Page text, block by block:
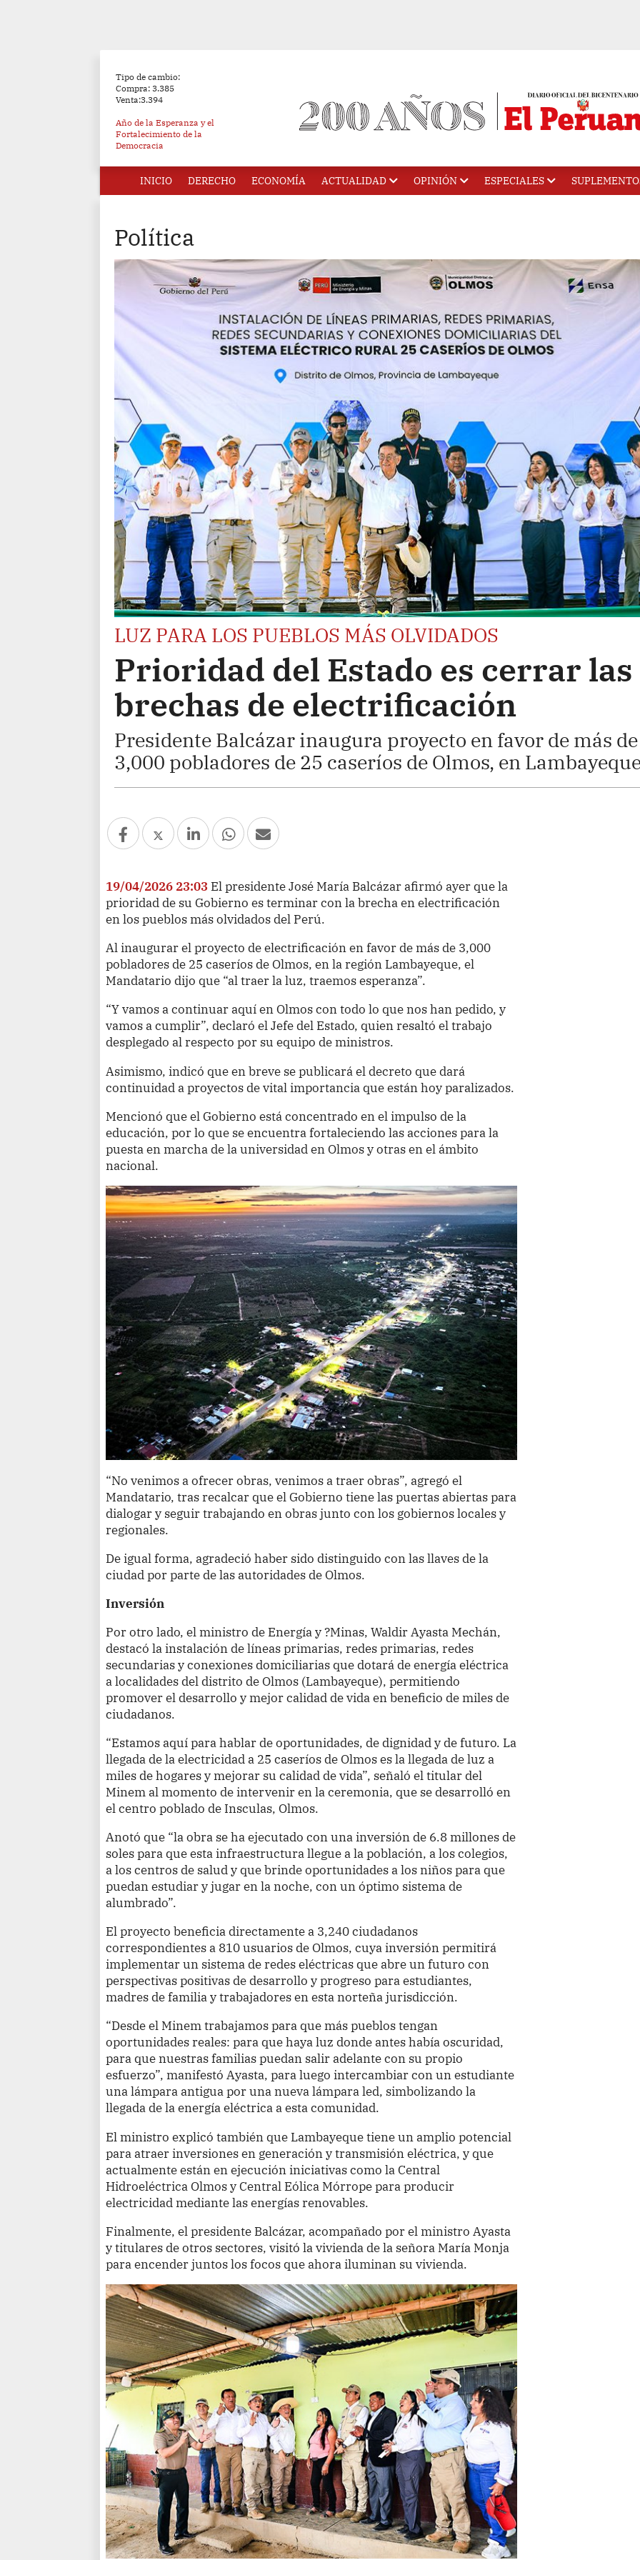
Tipo de cambio:
Compra: 3.385
Venta:3.394
Año de la Esperanza y el
Fortalecimiento de la
Democracia
INICIO DERECHO ECONOMÍA ACTUALIDAD OPINIÓN ESPECIALES
Política
LUZ PARA LOS PUEBLOS MÁS OLVIDADOS
Prioridad del Estado es cerrar las
brechas de electrificación
Presidente Balcázar inaugura proyecto en favor de más de
3,000 pobladores de 25 caseríos de Olmos, en
19/04/2026 23:03 El presidente José María Balcázar afirmó ayer que la
prioridad de su Gobierno es terminar con la brecha en electrificación
en los pueblos más olvidados del Perú.
Al inaugurar el proyecto de electrificación en favor de más de 3,000
pobladores de 25 caseríos de Olmos, en la región Lambayeque, el
Mandatario dijo que “al traer la luz, traemos esperanza”.
“Y vamos a continuar aquí en Olmos con todo lo que nos han pedido, y
vamos a cumplir”, declaró el Jefe del Estado, quien resaltó el trabajo
desplegado al respecto por su equipo de ministros.
Asimismo, indicó que en breve se publicará el decreto que dará
continuidad a proyectos de vital importancia que están hoy paralizados.
Mencionó que el Gobierno está concentrado en el impulso de la
educación, por lo que se encuentra fortaleciendo las acciones para la
puesta en marcha de la universidad en Olmos y otras en el ámbito
nacional.
“No venimos a ofrecer obras, venimos a traer obras”, agregó el
Mandatario, tras recalcar que el Gobierno tiene las puertas abiertas para
dialogar y seguir trabajando en obras junto con los gobiernos locales y
regionales.
De igual forma, agradeció haber sido distinguido con las llaves de la
ciudad por parte de las autoridades de Olmos.
Inversión
Por otro lado, el ministro de Energía y ?Minas, Waldir Ayasta Mechán,
destacó la instalación de líneas primarias, redes primarias, redes
secundarias y conexiones domiciliarias que dotará de energía eléctrica
a localidades del distrito de Olmos (Lambayeque), permitiendo
promover el desarrollo y mejor calidad de vida en beneficio de miles de
ciudadanos.
“Estamos aquí para hablar de oportunidades, de dignidad y de futuro. La
llegada de la electricidad a 25 caseríos de Olmos es la llegada de luz a
miles de hogares y mejorar su calidad de vida”, señaló el titular del
Minem al momento de intervenir en la ceremonia, que se desarrolló en
el centro poblado de Insculas, Olmos.
Anotó que “la obra se ha ejecutado con una inversión de 6.8 millones de
soles para que esta infraestructura llegue a la población, a los colegios,
a los centros de salud y que brinde oportunidades a los niños para que
puedan estudiar y jugar en la noche, con un óptimo sistema de
alumbrado”.
El proyecto beneficia directamente a 3,240 ciudadanos
correspondientes a 810 usuarios de Olmos, cuya inversión permitirá
implementar un sistema de redes eléctricas que abre un futuro con
perspectivas positivas de desarrollo y progreso para estudiantes,
madres de familia y trabajadores en esta norteña jurisdicción.
“Desde el Minem trabajamos para que más pueblos tengan
oportunidades reales: para que haya luz donde antes había oscuridad,
para que nuestras familias puedan salir adelante con su propio
esfuerzo”, manifestó Ayasta, para luego intercambiar con un estudiante
una lámpara antigua por una nueva lámpara led, simbolizando la
llegada de la energía eléctrica a esta comunidad.
El ministro explicó también que Lambayeque tiene un amplio potencial
para atraer inversiones en generación y transmisión eléctrica, y que
actualmente están en ejecución iniciativas como la Central
Hidroeléctrica Olmos y Central Eólica Mórrope para producir
electricidad mediante las energías renovables.
Finalmente, el presidente Balcázar, acompañado por el ministro Ayasta
y titulares de otros sectores, visitó la vivienda de la señora María Monja
para encender juntos los focos que ahora iluminan su vivienda.